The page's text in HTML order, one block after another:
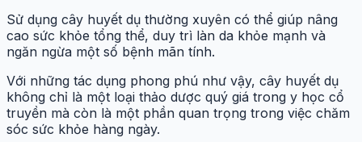
Sử dụng cây huyết dụ thường xuyên có thể giúp nâng
cao sức khỏe tổng thể, duy trì làn da khỏe mạnh và
ngăn ngừa một số bệnh mãn tính.
Với những tác dụng phong phú như vậy, cây huyết dụ
không chỉ là một loại thảo dược quý giá trong y học cổ
truyền mà còn là một phần quan trọng trong việc chăm
sóc sức khỏe hàng ngày.